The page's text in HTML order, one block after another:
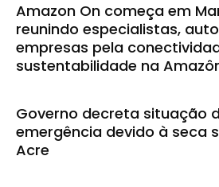
Amazon On começa em
reunindo especialistas,
empresas pela
sustentabilidade na
Governo decreta situação
emergência devido à seca
Acre